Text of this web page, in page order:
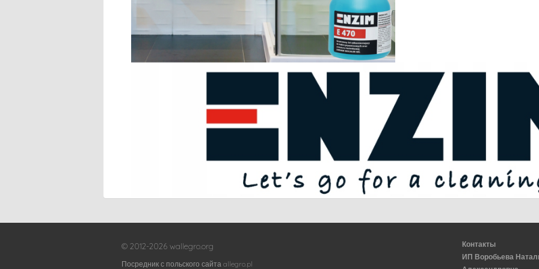
© 2012-2026 wallegro.org
Посредник с польского сайта allegro.pl
Контакты
ИП Воробьева